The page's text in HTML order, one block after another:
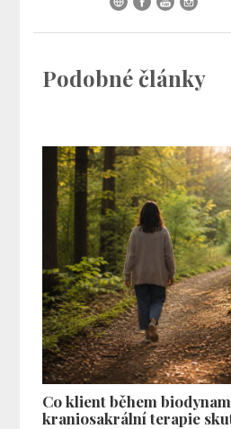
Podobné články
Co klient během
kraniosakrální terapie